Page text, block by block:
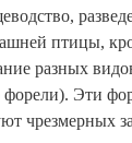
птицы,
разных
форели). Эти
чрезмерных